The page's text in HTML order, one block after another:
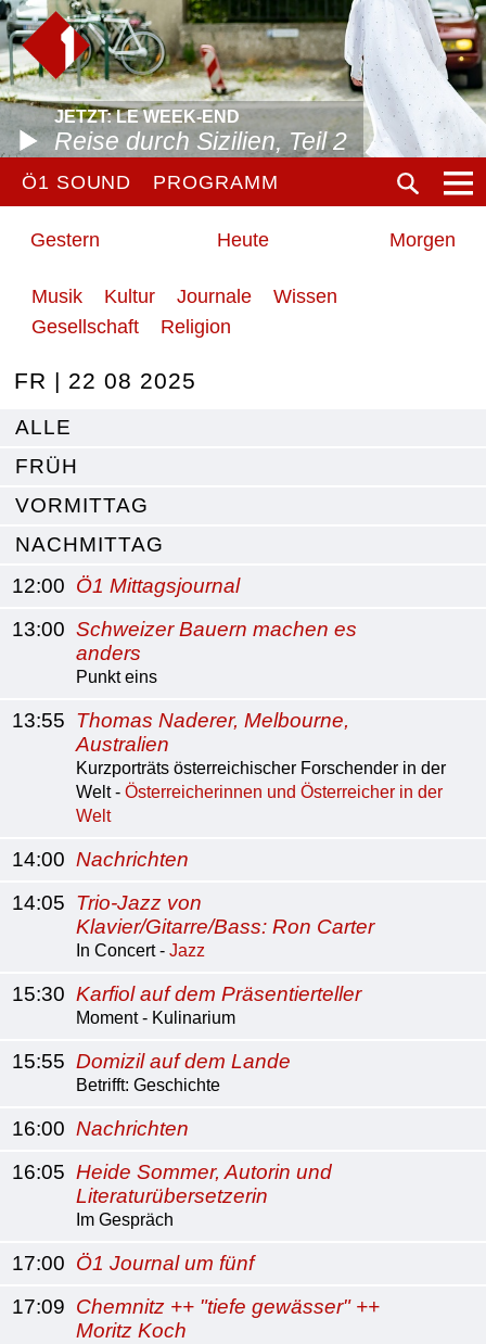
JETZT: LE WEEK-END
Reise durch Sizilien, Teil 2
Ö1 SOUND PROGRAMM
Gestern Heute Morgen
Musik Kultur Journale
Wissen
Gesellschaft
Religion
FR | 22 08 2025
ALLE
FRÜH
VORMITTAG
NACHMITTAG
12:00 Ö1 Mittagsjournal
13:00 Schweizer Bauern machen es
anders
Punkt eins
13:55 Thomas Naderer, Melbourne,
Australien
Kurzporträts österreichischer Forschender in der
Welt - Österreicherinnen und Österreicher in der
Welt
14:00 Nachrichten
14:05 Trio-Jazz von
Klavier/Gitarre/Bass: Ron Carter
In Concert - Jazz
15:30 Karfiol auf dem Präsentierteller
Moment - Kulinarium
15:55 Domizil auf dem Lande
Betrifft: Geschichte
16:00 Nachrichten
16:05 Heide Sommer, Autorin und
Literaturübersetzerin
Im Gespräch
17:00 Ö1 Journal um fünf
17:09 Chemnitz ++ "tiefe gewässer" ++
Moritz Koch